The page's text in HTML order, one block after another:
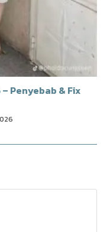
Penyebab & Fix